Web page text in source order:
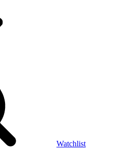
Watchlist